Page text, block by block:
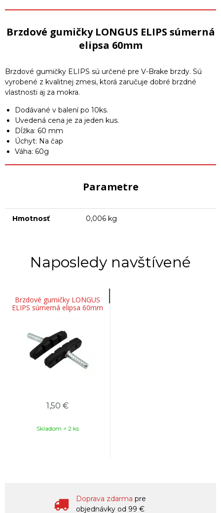
Brzdové gumičky LONGUS ELIPS súmerná
elipsa 60mm
Brzdové gumičky ELIPS sú určené pre V-Brake brzdy. Sú
vyrobené z kvalitnej zmesi, ktorá zaručuje dobré brzdné
vlastnosti aj za mokra.
Dodávané v balení po 10ks.
Uvedená cena je za jeden kus.
Dĺžka: 60 mm
Úchyt: Na čap
Váha: 60g
Parametre
Hmotnosť 0,006 kg
Naposledy navštívené
Brzdové gumičky LONGUS
ELIPS súmerná elipsa 60mm
1,50 €
Skladom > 2 ks
Doprava zdarma pre
objednávky od 99 €